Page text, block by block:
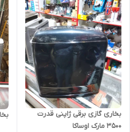
بخاری گازی برقی ژاپنی قدرت
3500 مارک اوساکا